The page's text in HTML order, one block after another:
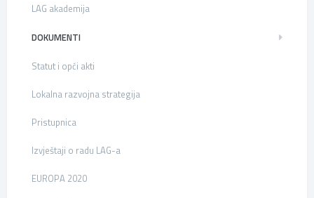
LAG akademija
DOKUMENTI
Statut i opći akti
Lokalna razvojna strategija
Pristupnica
Izvještaji o radu LAG-a
EUROPA 2020